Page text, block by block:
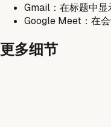
Gmail：在标题中显
Google Meet：在会
更多细节